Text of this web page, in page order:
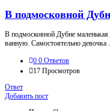
В подмосковной
В подмосковной Дубне маленькая
ванную. Самостоятельно девочка
0 0 Ответов
17 Просмотров
Ответ
Боковая
Добавить пост